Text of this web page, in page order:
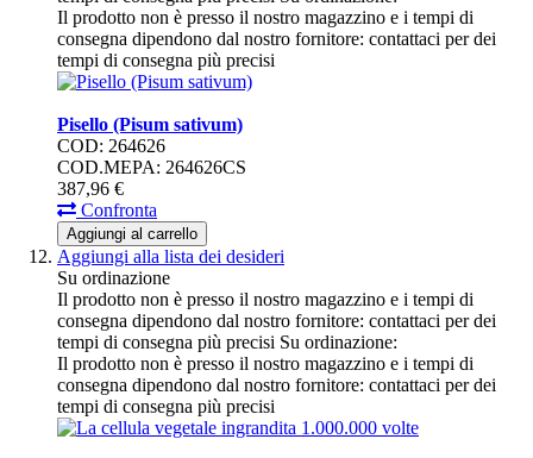
Il prodotto non è presso il nostro magazzino e i tempi di
consegna dipendono dal nostro fornitore: contattaci per dei
tempi di consegna più precisi
Pisello (Pisum sativum)
COD: 264626
COD.MEPA: 264626CS
387,96 €
Confronta
Aggiungi al carrello
Aggiungi alla lista dei desideri
Su ordinazione
Il prodotto non è presso il nostro magazzino e i tempi di
consegna dipendono dal nostro fornitore: contattaci per dei
tempi di consegna più precisi Su ordinazione:
Il prodotto non è presso il nostro magazzino e i tempi di
consegna dipendono dal nostro fornitore: contattaci per dei
tempi di consegna più precisi